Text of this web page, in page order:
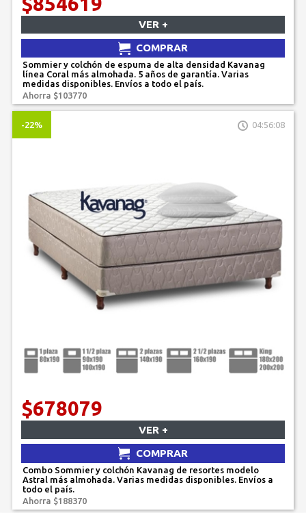
VER +
COMPRAR
Sommier y colchón de espuma de alta densidad Kavanag
línea Coral más almohada. 5 años de garantía. Varias
medidas disponibles. Envíos a todo el país.
Ahorra $103770
-22% 04:56:08
$678079
VER +
COMPRAR
Combo Sommier y colchón Kavanag de resortes modelo
Astral más almohada. Varias medidas disponibles. Envíos a
todo el país.
Ahorra $188370